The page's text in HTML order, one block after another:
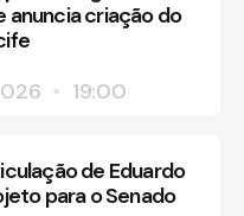
anuncia criação do
19:00
de Eduardo
para o Senado